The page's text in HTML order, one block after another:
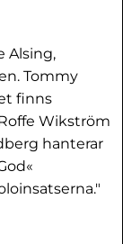
Alsing,
Tommy
finns
Wikström
hanterar